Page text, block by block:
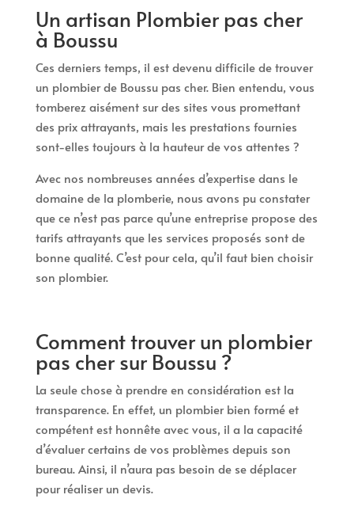
Un artisan Plombier pas cher
à Boussu
Ces derniers temps, il est devenu difficile de trouver
un plombier de Boussu pas cher. Bien entendu, vous
tomberez aisément sur des sites vous promettant
des prix attrayants, mais les prestations fournies
sont-elles toujours à la hauteur de vos attentes ?
Avec nos nombreuses années d’expertise dans le
domaine de la plomberie, nous avons pu constater
que ce n’est pas parce qu’une entreprise propose des
tarifs attrayants que les services proposés sont de
bonne qualité. C’est pour cela, qu’il faut bien choisir
son plombier.
Comment trouver un plombier
pas cher sur Boussu ?
La seule chose à prendre en considération est la
transparence. En effet, un plombier bien formé et
compétent est honnête avec vous, il a la capacité
d’évaluer certains de vos problèmes depuis son
bureau. Ainsi, il n’aura pas besoin de se déplacer
pour réaliser un devis.